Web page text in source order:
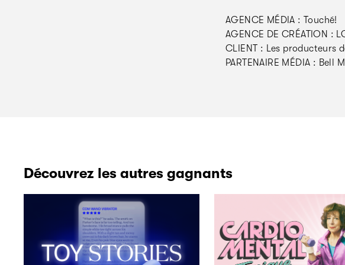
AGENCE MÉDIA : Touché!
AGENCE DE CRÉATION :
CLIENT : Les producteurs
PARTENAIRE MÉDIA : Bell
Découvrez les autres gagnants